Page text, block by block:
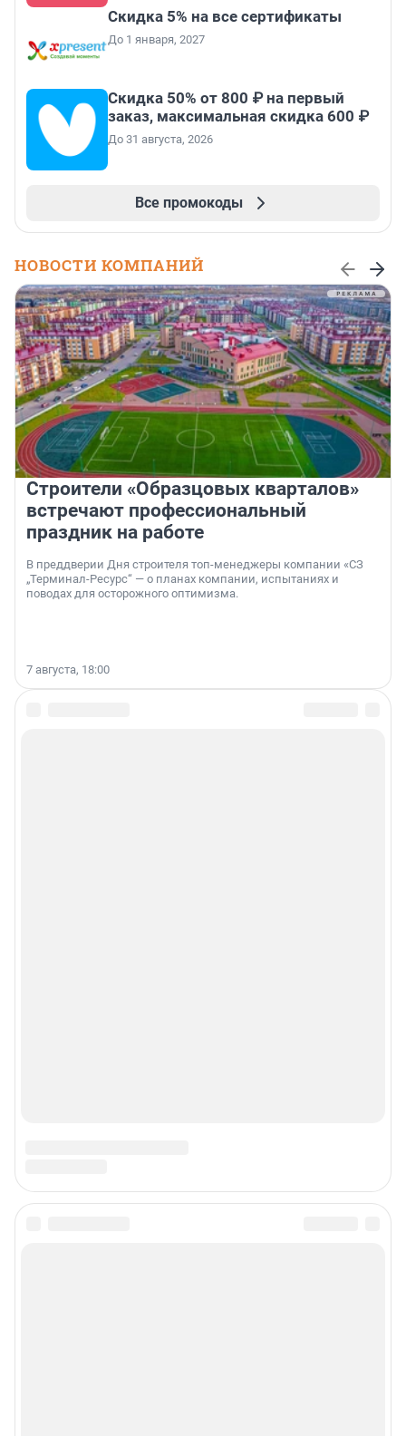
Скидка 5% на все сертификаты
До 1 января, 2027
Скидка 50% от 800 ₽ на первый
заказ, максимальная скидка 600 ₽
До 31 августа, 2026
Все промокоды
НОВОСТИ КОМПАНИЙ
Строители «Образцовых кварталов»
встречают профессиональный
праздник на работе
В преддверии Дня строителя топ-менеджеры компании «СЗ
„Терминал-Ресурс“ — о планах компании, испытаниях и
поводах для осторожного оптимизма.
7 августа, 18:00